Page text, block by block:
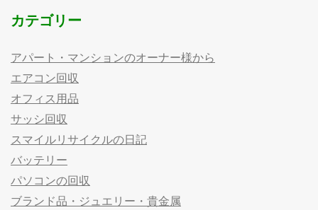
カテゴリー
アパート・マンションのオーナー様から
エアコン回収
オフィス用品
サッシ回収
スマイルリサイクルの日記
バッテリー
パソコンの回収
ブランド品・ジュエリー・貴金属